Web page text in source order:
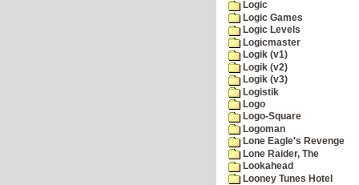
Logic
Logic Games
Logic Levels
Logicmaster
Logik (v1)
Logik (v2)
Logik (v3)
Logistik
Logo
Logo-Square
Logoman
Lone Eagle's Revenge
Lone Raider, The
Lookahead
Looney Tunes Hotel